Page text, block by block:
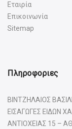
Εταιρία
Επικοινωνία
Sitemap
Πληροφοριες
ΒΙΝΤΖΗΛΑΙΟΣ
ΕΙΣΑΓΩΓΕΣ ΕΙΔΩΝ
ΑΝΤΙΟΧΕΙΑΣ 15 –